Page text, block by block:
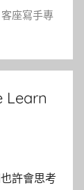
客座寫手專
Learn
許會思考